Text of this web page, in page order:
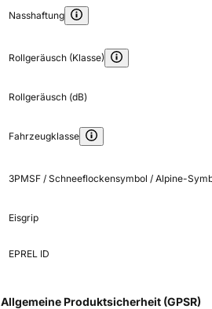
Nasshaftung
Rollgeräusch (Klasse)
Rollgeräusch (dB)
Fahrzeugklasse
3PMSF / Schneeflockensymbol / Alpine-
Eisgrip
EPREL ID
Allgemeine Produktsicherheit (GPSR)